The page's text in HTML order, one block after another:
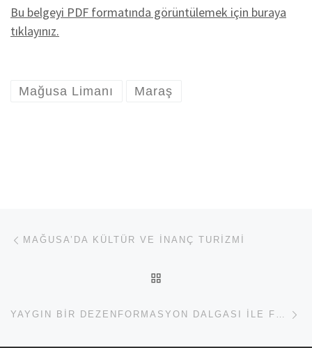
Bu belgeyi PDF formatında görüntülemek için buraya
tıklayınız.
Mağusa Limanı Maraş
Yazı dolaşımı
MAĞUSA’DA KÜLTÜR VE İNANÇ TURIZMI
YAYGIN BIR DEZENFORMASYON DALGASI İLE FUTBOLDAKI BAŞARI GERI PÜSKÜRTÜLMEK İSTENMEKTEDIR